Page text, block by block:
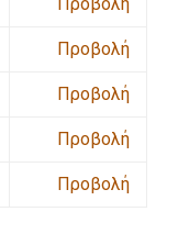
Προβολή
Προβολή
Προβολή
Προβολή